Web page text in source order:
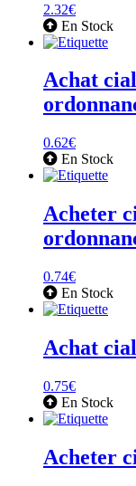
2.32€
En Stock
Achat
0.62€
En Stock
Acheter
0.74€
En Stock
Achat
0.75€
En Stock
Acheter